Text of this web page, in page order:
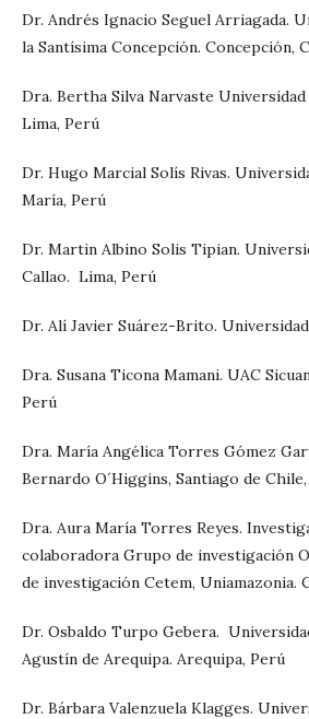
Dr. Andrés Ignacio Seguel Arriagada.
la Santísima Concepción. Concepción,
Dra. Bertha Silva Narvaste Universidad
Lima, Perú
Dr. Hugo Marcial Solís Rivas.
María, Perú
Dr. Martin Albino Solis Tipian.
Callao. Lima, Perú
Dr. Alí Javier Suárez-Brito. Universidad
Dra. Susana Ticona Mamani. UAC
Perú
Dra. María Angélica Torres Gómez
Bernardo O´Higgins, Santiago de
Dra. Aura María Torres Reyes.
colaboradora Grupo de investigación
de investigación Cetem, Uniamazonia.
Dr. Osbaldo Turpo Gebera.
Agustín de Arequipa. Arequipa, Perú
Dr. Bárbara Valenzuela Klagges.